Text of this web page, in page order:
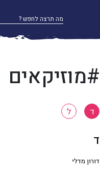
#מוזיקאים
ד ל
ד
דורון מדלי